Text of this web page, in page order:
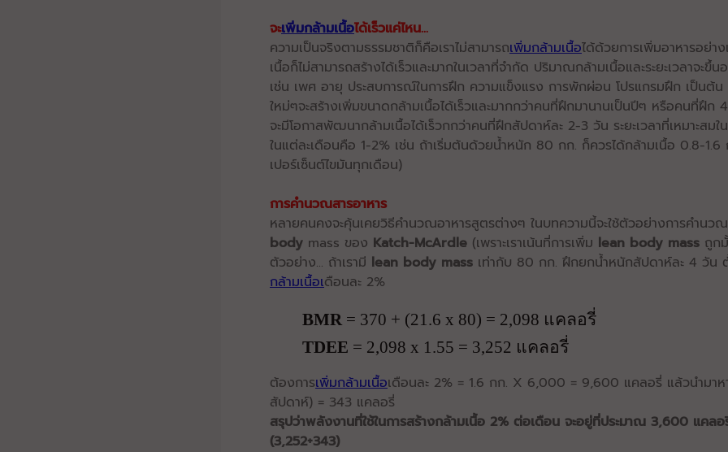
จะเพิ่มกล้ามเนื้อได้เร็วแค่ไหน...
ความเป็นจริงตามธรรมชาติก็คือเราไม่สามารถเพิ่มกล้ามเนื้อได้ด้วยการเพิ่มอาหารอย่า
เนื้อก็ไม่สามารถสร้างได้เร็วและมากในเวลาที่จำกัด ปริมาณกล้ามเนื้อและระยะเวลาจะขึ้
เช่น เพศ อายุ ประสบการณ์ในการฝึก ความแข็งแรง การพักผ่อน โปรแกรมฝึก เป็นต้น
ใหม่ๆจะสร้างเพิ่มขนาดกล้ามเนื้อได้เร็วและมากกว่าคนที่ฝึกมานานเป็นปีๆ หรือคนที่ฝึ
จะมีโอกาสพัฒนากล้ามเนื้อได้เร็วกกว่าคนที่ฝึกสัปดาห์ละ 2-3 วัน ระยะเวลาที่เหมาะสมใ
ในแต่ละเดือนคือ 1-2% เช่น ถ้าเริ่มต้นด้วยน้ำหนัก 80 กก. ก็ควรได้กล้ามเนื้อ 0.8-
เปอร์เซ็นต์ไขมันทุกเดือน)
การคำนวณสารอาหาร
หลายคนคงจะคุ้นเคยวิธีคำนวณอาหารสูตรต่างๆ ในบทความนี้จะใช้ตัวอย่างการคำนว
body mass ของ Katch-McArdle (เพราะเราเน้นที่การเพิ่ม lean body mass ถูก
ตัวอย่าง... ถ้าเรามี lean body mass เท่ากับ 80 กก. ฝึกยกน้ำหนักสัปดาห์ละ 4 วัน
กล้ามเนื้อเดือนละ 2%
BMR = 370 + (21.6 x 80) = 2,098 แคลอรี่
TDEE = 2,098 x 1.55 = 3,252 แคลอรี่
ต้องการเพิ่มกล้ามเนื้อเดือนละ 2% = 1.6 กก. X 6,000 = 9,600 แคลอรี่ แล้วนำมา
สัปดาห์) = 343 แคลอรี่
สรุปว่าพลังงานที่ใช้ในการสร้างกล้ามเนื้อ 2% ต่อเดือน จะอยู่ที่ประมาณ 3,600 แคล
(3,252+343)